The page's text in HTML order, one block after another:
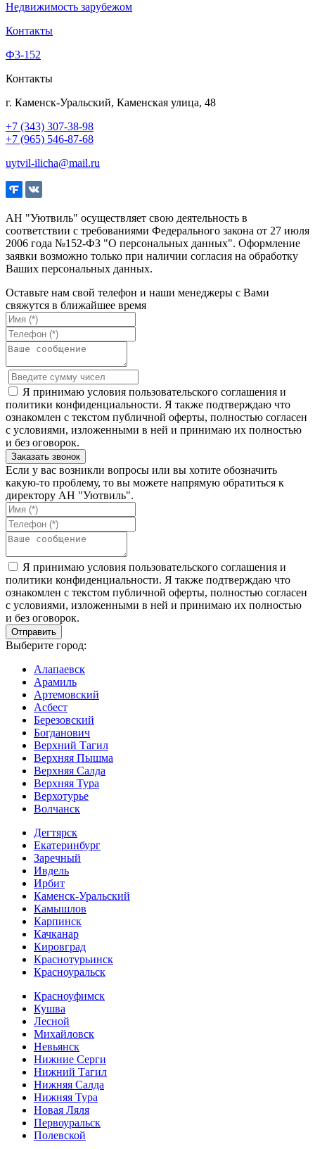
Недвижимость зарубежом
Контакты
Ф3-152
Контакты
г. Каменск-Уральский, Каменская улица, 48
+7 (343) 307-38-98
+7 (965) 546-87-68
uytvil-ilicha@mail.ru
АН "Уютвиль" осуществляет свою деятельность в
соответствии с требованиями Федерального закона от 27 июля
2006 года №152-ФЗ "О персональных данных". Оформление
заявки возможно только при наличии согласия на обработку
Ваших персональных данных.
Оставьте нам свой телефон и наши менеджеры с Вами
свяжутся в ближайшее время
Я принимаю условия пользовательского соглашения и
политики конфиденциальности. Я также подтверждаю что
ознакомлен с текстом публичной оферты, полностью согласен
с условиями, изложенными в ней и принимаю их полностью
и без оговорок.
Если у вас возникли вопросы или вы хотите обозначить
какую-то проблему, то вы можете напрямую обратиться к
директору АН "Уютвиль".
Я принимаю условия пользовательского соглашения и
политики конфиденциальности. Я также подтверждаю что
ознакомлен с текстом публичной оферты, полностью согласен
с условиями, изложенными в ней и принимаю их полностью
и без оговорок.
Выберите город:
Алапаевск
Арамиль
Артемовский
Асбест
Березовский
Богданович
Верхний Тагил
Верхняя Пышма
Верхняя Салда
Верхняя Тура
Верхотурье
Волчанск
Дегтярск
Екатеринбург
Заречный
Ивдель
Ирбит
Каменск-Уральский
Камышлов
Карпинск
Качканар
Кировград
Краснотурьинск
Красноуральск
Красноуфимск
Кушва
Лесной
Михайловск
Невьянск
Нижние Серги
Нижний Тагил
Нижняя Салда
Нижняя Тура
Новая Ляля
Первоуральск
Полевской